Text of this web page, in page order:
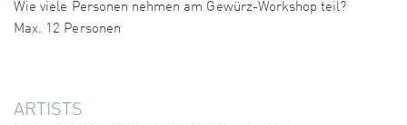
Wie viele Personen nehmen am Gewürz-Workshop teil?
Max. 12 Personen
ARTISTS